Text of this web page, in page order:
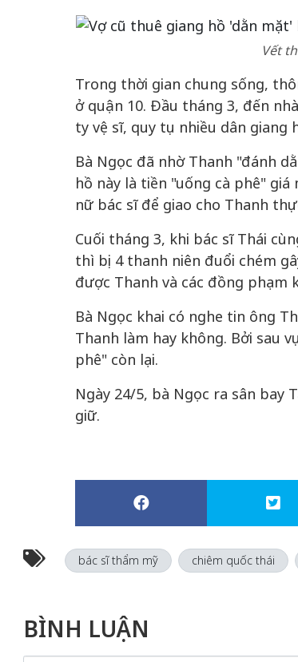
Vết
Trong thời gian chung sống,
ở quận 10. Đầu tháng 3, đến
ty vệ sĩ, quy tụ nhiều dân giang
Bà Ngọc đã nhờ Thanh "đánh
hồ này là tiền "uống cà phê"
nữ bác sĩ để giao cho Thanh
Cuối tháng 3, khi bác sĩ Thái
thì bị 4 thanh niên đuổi chém
được Thanh và các đồng phạm
Bà Ngọc khai có nghe tin ông
Thanh làm hay không. Bởi sau
phê" còn lại.
Ngày 24/5, bà Ngọc ra sân bay
giữ.
bác sĩ thẩm mỹ chiêm quốc thái
BÌNH LUẬN
50 năm Việt Nam gia
nhập UNESCO - Khơi
nguồn nội lực, định hình
vị thế kiến tạo | Kỳ 2:
Chuyển hóa hợp tác
thành động lực phát
triển
50
nhập
nguồn
định
tạo |